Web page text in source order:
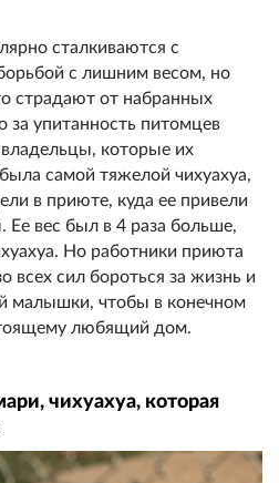
сталкиваются с
с лишним весом, но
страдают от набранных
за упитанность питомцев
которые их
самой тяжелой чихуахуа,
в приюте, куда ее привели
вес был в 4 раза больше,
Но работники приюта
всех сил бороться за жизнь и
малышки, чтобы в конечном
любящий дом.
чихуахуа, которая